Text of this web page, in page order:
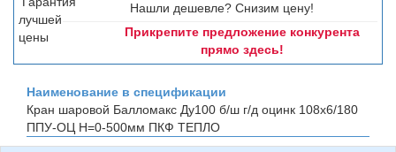
Нашли дешевле? Снизим цену!
Прикрепите предложение конкурента
прямо здесь!
Наименование в спецификации
Кран шаровой Балломакс Ду100 б/ш г/д оцинк 108х6/180
ППУ-ОЦ H=0-500мм ПКФ ТЕПЛО